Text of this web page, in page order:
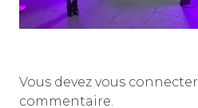
Vous devez vous connecter
commentaire.